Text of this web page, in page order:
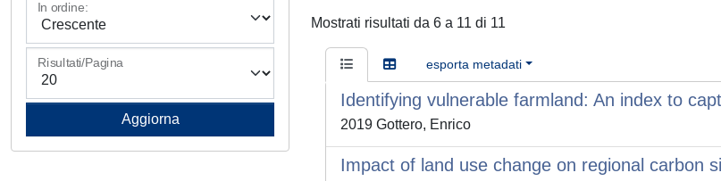
In ordine:
Risultati/Pagina
Mostrati risultati da 6 a 11 di 11
esporta metadati
Identifying vulnerable farmland: An index to
2019 Gottero, Enrico
Impact of land use change on regional carbon